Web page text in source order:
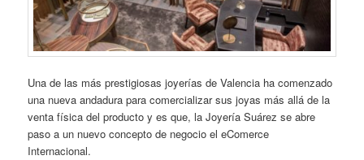
Una de las más prestigiosas joyerías de Valencia ha comenzado
una nueva andadura para comercializar sus joyas más allá de la
venta física del producto y es que, la Joyería Suárez se abre
paso a un nuevo concepto de negocio el eComerce
Internacional.